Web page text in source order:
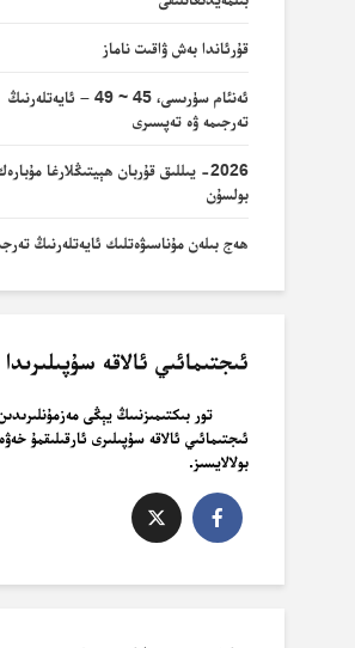
قۇرئاندا بەش ۋاقىت ناماز
ئەنئام سۈرىسى، 45 ~ 49 – ئايەتلەرنىڭ
تەرجىمە ۋە تەپسىرى
2026- يىللىق قۇربان ھېيتىڭلارغا
بولسۇن
ھەج بىلەن مۇناسىۋەتلىك ئايەتلەرنىڭ
ئىجتىمائىي ئالاقە سۇپىلىرىدا
تور بىكتىمىزنىىڭ يېڭى
ئىجتىمائىي ئالاقە سۇپىلىرى ئارقىلىقمۇ
بولالايسىز.